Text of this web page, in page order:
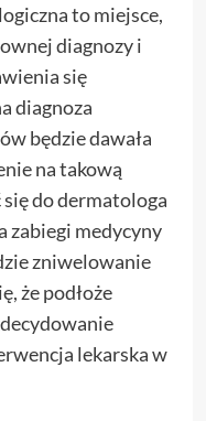
to miejsce,
diagnozy i
się
diagnoza
będzie dawała
na takową
się do dermatologa
zabiegi medycyny
zniwelowanie
że podłoże
lekarska w